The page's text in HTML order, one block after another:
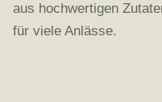
aus hochwertigen
für viele Anlässe.